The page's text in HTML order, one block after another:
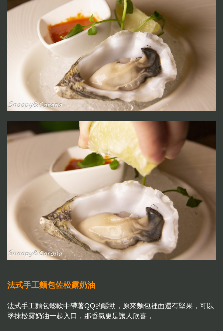
法式手工麵包佐松露奶油
法式手工麵包鬆軟中帶著QQ的嚼勁，原來麵包裡面還有堅果，可以
塗抹松露奶油一起入口，那香氣更是讓人欣喜，